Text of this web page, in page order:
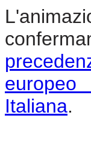
europeo
Italiana.